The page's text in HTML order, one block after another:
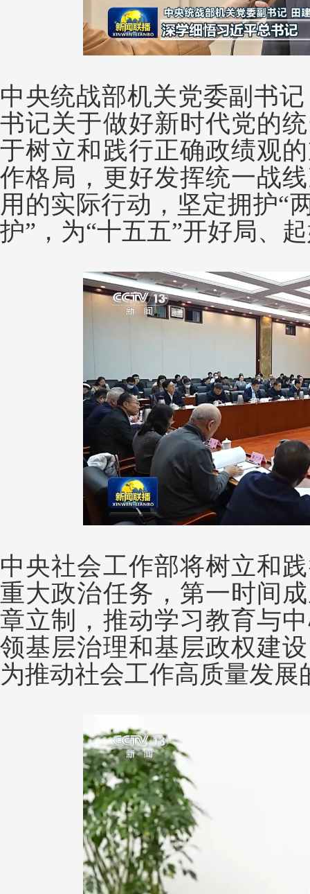
中央统战部机关党委副书
书记关于做好新时代党的
于树立和践行正确政绩观
作格局，更好发挥统一战
用的实际行动，坚定拥护“
护”，为“十五五”开好局、
中央社会工作部将树立和
重大政治任务，第一时间
章立制，推动学习教育与
领基层治理和基层政权建
为推动社会工作高质量发展